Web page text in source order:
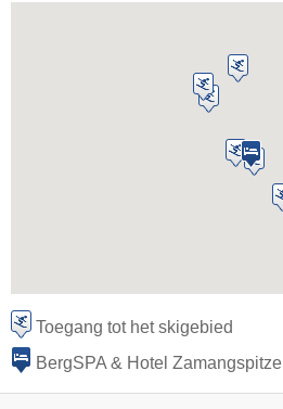
Toegang tot het skigebied
BergSPA & Hotel Zamangspitze